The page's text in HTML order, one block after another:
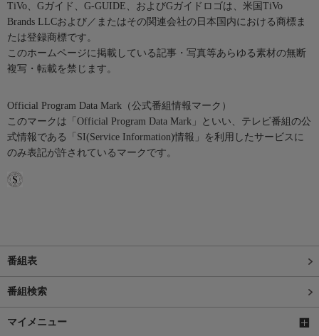
TiVo、Gガイド、G-GUIDE、およびGガイドロゴは、米国TiVo
Brands LLCおよび／またはその関連会社の日本国内における商標ま
たは登録商標です。
このホームページに掲載している記事・写真等あらゆる素材の無断
複写・転載を禁じます。
Official Program Data Mark（公式番組情報マーク）
このマークは「Official Program Data Mark」といい、テレビ番組の公
式情報である「SI(Service Information)情報」を利用したサービスに
のみ表記が許されているマークです。
番組表
番組検索
マイメニュー